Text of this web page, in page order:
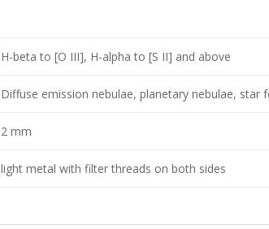
cantidad
H-beta to [O III], H-alpha to [S II] and above
Diffuse emission nebulae, planetary nebulae, star
2 mm
light metal with filter threads on both sides